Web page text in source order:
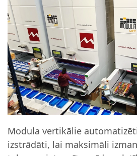
Modula vertikālie
izstrādāti, lai maksimāli